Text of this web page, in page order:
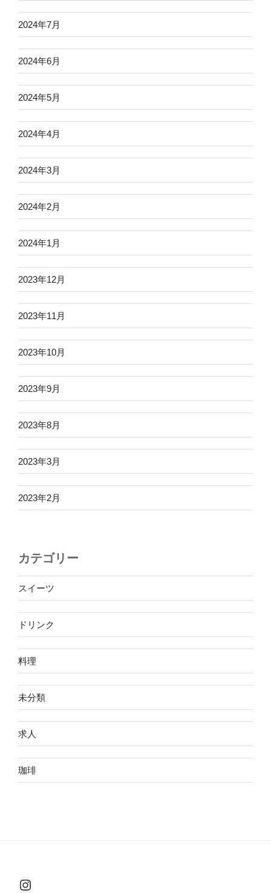
2024年7月
2024年6月
2024年5月
2024年4月
2024年3月
2024年2月
2024年1月
2023年12月
2023年11月
2023年10月
2023年9月
2023年8月
2023年3月
2023年2月
カテゴリー
スイーツ
ドリンク
料理
未分類
求人
珈琲
Instagram